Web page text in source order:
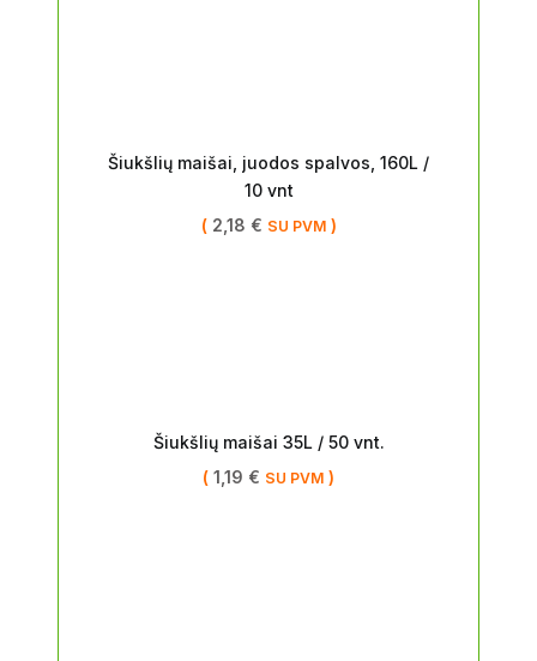
Šiukšlių maišai, juodos spalvos, 160L /
10 vnt
( 2,18 € SU PVM)
Šiukšlių maišai 35L / 50 vnt.
( 1,19 € SU PVM )